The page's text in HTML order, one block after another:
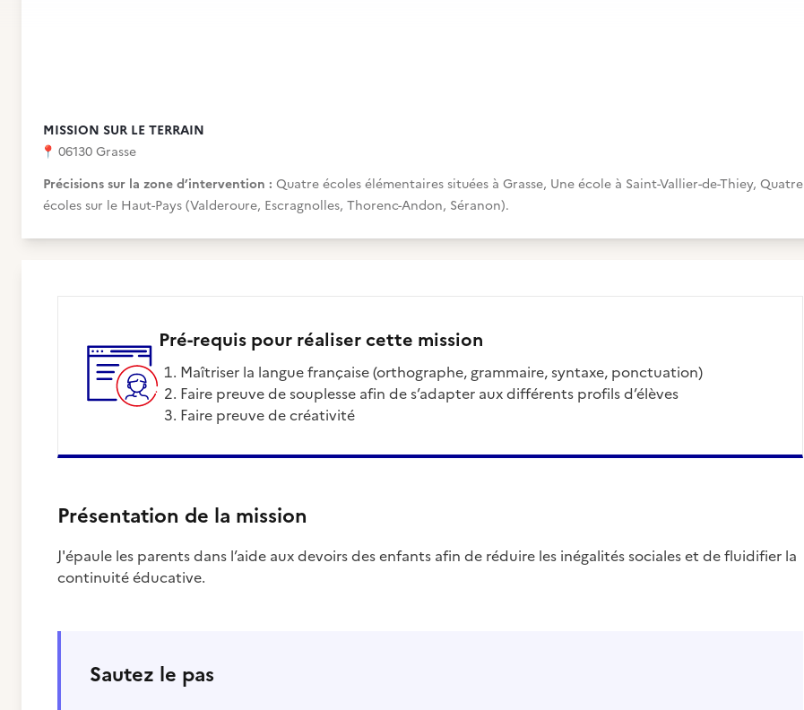
MISSION SUR LE TERRAIN
📍 06130 Grasse
Précisions sur la zone d’intervention : Quatre écoles élémentaires situées à Grasse, Une école à Saint-Vallier-de-Thiey, Quatre
écoles sur le Haut-Pays (Valderoure, Escragnolles, Thorenc-Andon, Séranon).
Pré-requis pour réaliser cette mission
Maîtriser la langue française (orthographe, grammaire, syntaxe, ponctuation)
Faire preuve de souplesse afin de s’adapter aux différents profils d’élèves
Faire preuve de créativité
Présentation de la mission
J'épaule les parents dans l’aide aux devoirs des enfants afin de réduire les inégalités sociales et de fluidifier la
continuité éducative.
Sautez le pas